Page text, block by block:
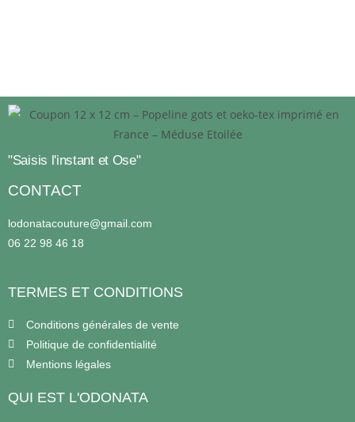
"Saisis l'instant et Ose"
CONTACT
lodonatacouture@gmail.com
06 22 98 46 18
TERMES ET CONDITIONS
Conditions générales de vente
Politique de confidentialité
Mentions légales
QUI EST L'ODONATA